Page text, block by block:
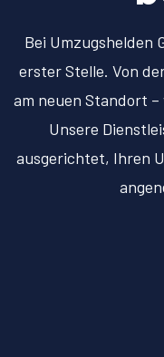
Bei Umzugshelden
erster Stelle. Von
am neuen Standort
Unsere
ausgerichtet, Ihren